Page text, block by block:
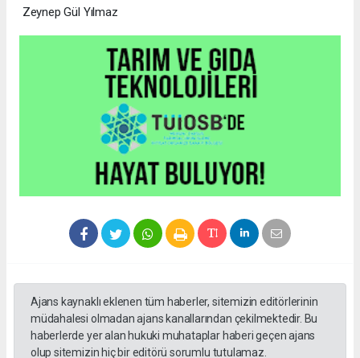
Zeynep Gül Yılmaz
Ajans kaynaklı eklenen tüm haberler, sitemizin editörlerinin
müdahalesi olmadan ajans kanallarından çekilmektedir. Bu
haberlerde yer alan hukuki muhataplar haberi geçen ajans
olup sitemizin hiç bir editörü sorumlu tutulamaz.